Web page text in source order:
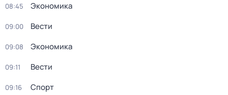
08:45 Экономика
09:00 Вести
09:08 Экономика
09:11 Вести
09:16 Спорт